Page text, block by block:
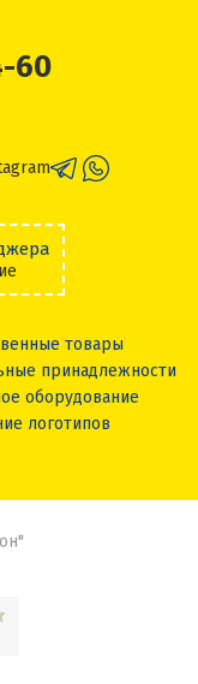
60
товары
принадлежности
оборудование
логотипов